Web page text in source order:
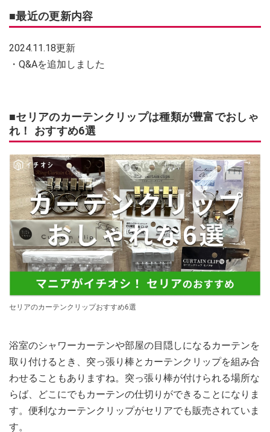
■最近の更新内容
2024.11.18更新
・Q&Aを追加しました
■セリアのカーテンクリップは種類が豊富でおしゃ
れ！ おすすめ6選
セリアのカーテンクリップおすすめ6選
浴室のシャワーカーテンや部屋の目隠しになるカーテンを
取り付けるとき、突っ張り棒とカーテンクリップを組み合
わせることもありますね。突っ張り棒が付けられる場所な
らば、どこにでもカーテンの仕切りができることになりま
す。便利なカーテンクリップがセリアでも販売されていま
す。